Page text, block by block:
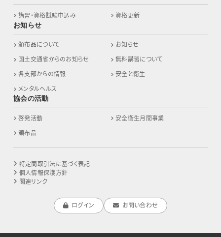
講習・資格試験申込み
資格更新
お知らせ
頒布品について
お知らせ
国土交通省からのお知らせ
無料講習について
各支部からの情報
安全と衛生
メンタルヘルス
協会の活動
啓発活動
安全衛生月間事業
頒布品
特定商取引法に基づく表記
個人情報保護方針
関連リンク
ログイン お問い合わせ